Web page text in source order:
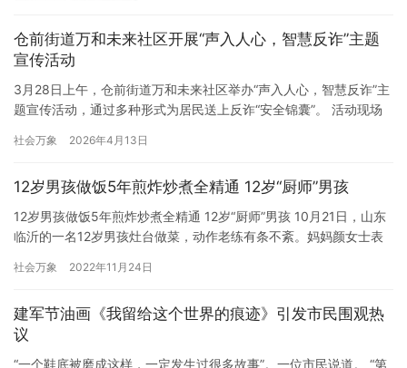
仓前街道万和未来社区开展“声入人心，智慧反诈”主题
宣传活动
3月28日上午，仓前街道万和未来社区举办“声入人心，智慧反诈”主
题宣传活动，通过多种形式为居民送上反诈“安全锦囊”。 活动现场
“熟人借钱”“子女遇险”等诈骗场景，让居民直观感受高科技骗局的迷
固防骗知识。此外，社区工作人员还结合真实…
社会万象 2026年4月13日
12岁男孩做饭5年煎炸炒煮全精通 12岁“厨师”男孩
12岁男孩做饭5年煎炸炒煮全精通 12岁“厨师”男孩 10月21日，山东
临沂的一名12岁男孩灶台做菜，动作老练有条不紊。妈妈颜女士表
很不错，平时他还主动承担家务，照顾弟弟，是个善良勤劳的暖
更重要的是为生活增加了更多乐趣。我记得第一次做饭是7…
社会万象 2022年11月24日
建军节油画《我留给这个世界的痕迹》引发市民围观热
议
“一个鞋底被磨成这样，一定发生过很多故事”。一位市民说道。 “第